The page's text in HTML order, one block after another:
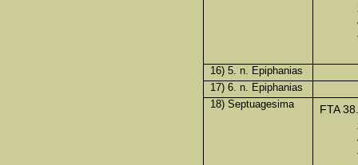
16) 5. n. Epiphanias
17) 6. n. Epiphanias
18) Septuagesima
FTA 38.